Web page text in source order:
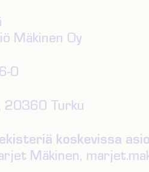
Mäkinen Oy
0
20360 Turku
koskevissa
Mäkinen,